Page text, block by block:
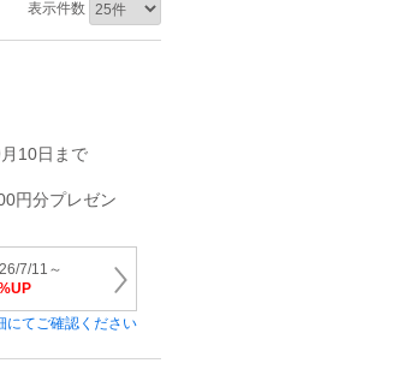
表示件数
10日まで
円分プレゼン
7/11～
にてご確認ください